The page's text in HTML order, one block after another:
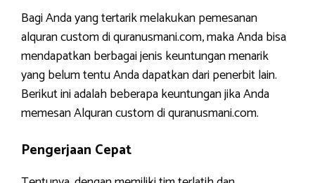
Bagi Anda yang tertarik melakukan pemesanan
alquran custom di quranusmani.com, maka Anda bisa
mendapatkan berbagai jenis keuntungan menarik
yang belum tentu Anda dapatkan dari penerbit lain.
Berikut ini adalah beberapa keuntungan jika Anda
memesan Alquran custom di quranusmani.com.
Pengerjaan Cepat